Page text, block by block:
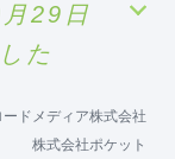
29日
た
ードメディア株式会社
株式会社ポケット